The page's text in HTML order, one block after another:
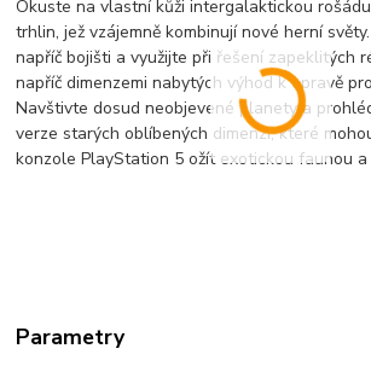
Okuste na vlastní kůži intergalaktickou
trhlin, jež vzájemně kombinují nové herní
napříč bojišti a využijte při řešení zapeklitých
napříč dimenzemi nabytých výhod k opravě
Navštivte dosud neobjevené planety a
verze starých oblíbených dimenzí, které
konzole PlayStation 5 ožít exotickou faunou
Parametry